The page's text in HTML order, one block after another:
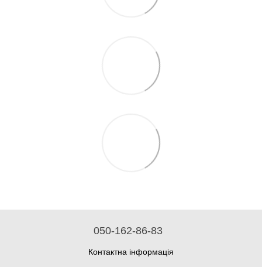
050-162-86-83
Контактна інформація